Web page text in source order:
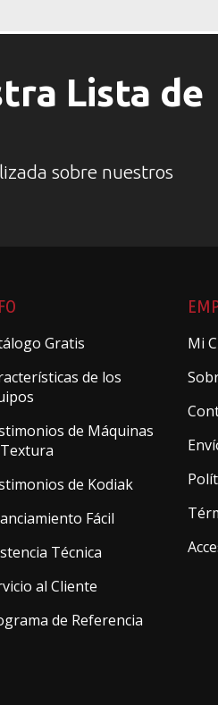
Lista de
sobre nuestros
Gratis
de los
de Máquinas
de Kodiak
Fácil
Técnica
al Cliente
de Referencia
Mi